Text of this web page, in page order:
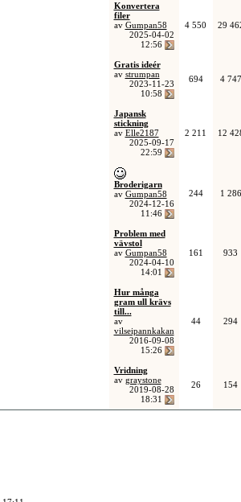
Konvertera
filer
av Gumpan58
2025-04-02
12:56
4 550 29
Gratis ideér
av strumpan
2023-11-23
10:58
694 4 747
Japansk
stickning
av Elle2187
2025-09-17
22:59
2 211 12
Broderigarn
av Gumpan58
2024-12-16
11:46
244 1 286
Problem med
vävstol
av Gumpan58
2024-04-10
14:01
161 933
Hur många
gram ull krävs
till...
av
vilseipannkakan
2016-09-08
15:26
44 294
Vridning
av graystone
2019-08-28
18:31
26 154